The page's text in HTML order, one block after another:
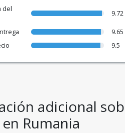
del
9.72
9.65
9.5
adicional
Rumania